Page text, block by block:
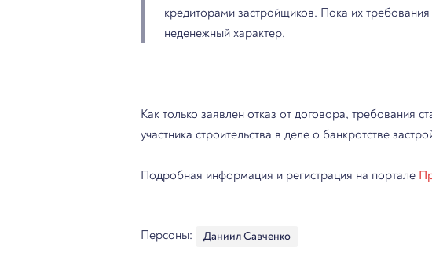
кредиторами застройщиков. Пока их
неденежный характер.
Как только заявлен отказ от договора, требования
участника строительства в деле о банкротстве
Подробная информация и регистрация на портале
Персоны: Даниил Савченко